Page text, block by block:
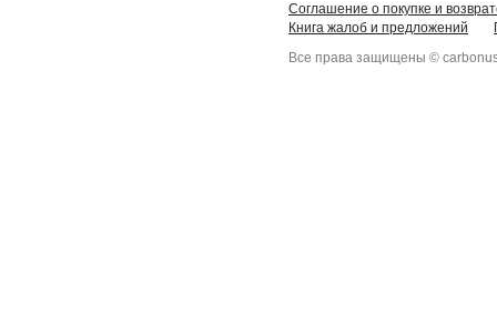
Соглашение о покупке и
Книга жалоб и предложений
Все права защищены ©